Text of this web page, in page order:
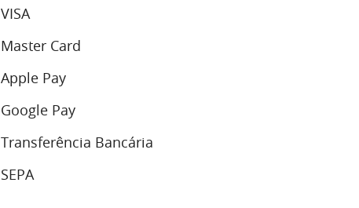
VISA
Master Card
Apple Pay
Google Pay
Transferência Bancária
SEPA